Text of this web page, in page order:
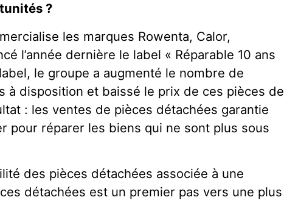
?
les marques Rowenta, Calor,
l’année dernière le label « Réparable 10 ans
le groupe a augmenté le nombre de
à disposition et baissé le prix de ces pièces de
: les ventes de pièces détachées garantie
pour réparer les biens qui ne sont plus sous
des pièces détachées associée à une
détachées est un premier pas vers une plus